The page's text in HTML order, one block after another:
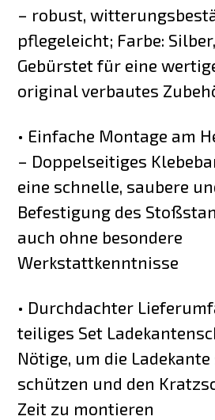
– robust,
pflegeleicht; Farbe:
Gebürstet für eine
original verbautes
• Einfache Montage am
– Doppelseitiges
eine schnelle, saubere
Befestigung des
auch ohne besondere
Werkstattkenntnisse
• Durchdachter
teiliges Set
Nötige, um die
schützen und den
Zeit zu montieren